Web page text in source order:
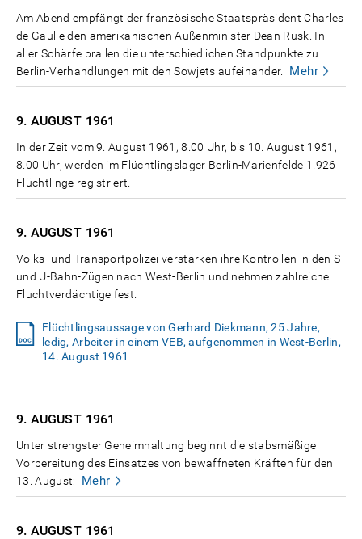
Am Abend empfängt der französische Staatspräsident Charles
de Gaulle den amerikanischen Außenminister Dean Rusk. In
aller Schärfe prallen die unterschiedlichen Standpunkte zu
Berlin-Verhandlungen mit den Sowjets aufeinander.
Mehr
9. AUGUST 1961
In der Zeit vom 9. August 1961, 8.00 Uhr, bis 10. August 1961,
8.00 Uhr, werden im Flüchtlingslager Berlin-Marienfelde 1.926
Flüchtlinge registriert.
9. AUGUST 1961
Volks- und Transportpolizei verstärken ihre Kontrollen in den S-
und U-Bahn-Zügen nach West-Berlin und nehmen zahlreiche
Fluchtverdächtige fest.
Flüchtlingsaussage von Gerhard Diekmann, 25 Jahre,
ledig, Arbeiter in einem VEB, aufgenommen in West-Berlin,
14. August 1961
9. AUGUST 1961
Unter strengster Geheimhaltung beginnt die stabsmäßige
Vorbereitung des Einsatzes von bewaffneten Kräften für den
13. August:
Mehr
9. AUGUST 1961